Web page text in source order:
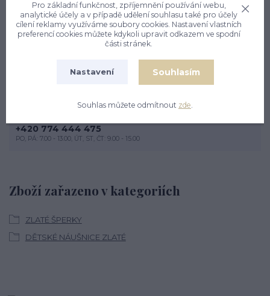
je 7x7 mm. Náušnice mají zapínání na brizuru. Orientační
váha náušnic je 0,98 g.
Zboží zařazeno v kategoriích
ZLATÉ ŠPERKY
DĚTSKÉ NÁUŠNICE ZLATÉ
Nevíte si rady? Zavolejte.
+420 774 444 475
PO, PÁ: 7.00 - 13.00, ÚT, ST, ČT: 9.00 - 15.00
Pro základní funkčnost, zpříjemnění používání webu,
analytické účely a v případě udělení souhlasu také pro účely
cílení reklamy využíváme soubory cookies. Nastavení vlastních
preferencí cookies můžete kdykoli upravit odkazem ve spodní
části stránek.
Nastavení Souhlasím
Souhlas můžete odmítnout zde.